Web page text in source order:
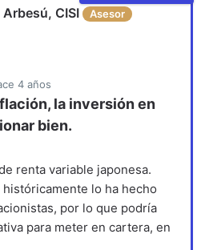
Arbesú, CISI
Asesor
4 años
la inversión en
bien.
renta variable japonesa.
lo ha hecho
por lo que podría
para meter en cartera, en